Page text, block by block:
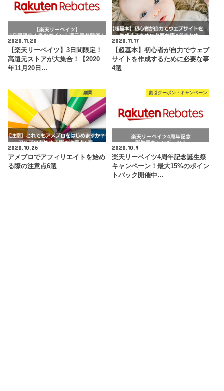
2020.11.20
【楽天リーベイツ】3日間限定！
高還元ストアが大集合！【2020
年11月20日…
2020.11.17
【超基本】初心者が自力でウェブ
サイトを作成するために必要な事
4選
副業
2020.10.26
アメブロでアフィリエイトを始め
る際の注意点6選
割引クーポン・キャンペーン
2020.10.9
楽天リーベイツ4周年記念誕生祭
キャンペーン！最大15%のポイン
トバック開催中…